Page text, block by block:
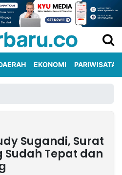
EKONOMI PARIWISATA
Sugandi, Surat
Sudah Tepat dan